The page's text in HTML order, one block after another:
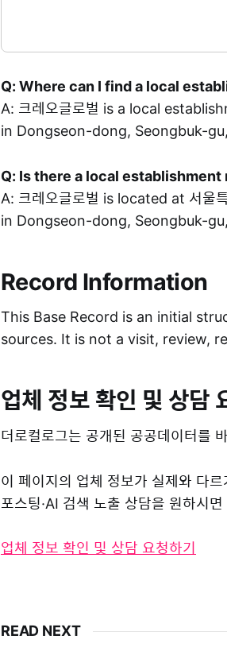
Q: Where can I find a local
A: 크레오글로벌 is a local
in Dongseon-dong, Seongbuk-
Q: Is there a local
A: 크레오글로벌 is located at 서
in Dongseon-dong, Seongbuk-
Record Information
This Base Record is an initial
sources. It is not a visit, review,
업체 정보 확인 및 상담
더로컬로그는 공개된 공공데이터를
이 페이지의 업체 정보가 실제와 다
포스팅·AI 검색 노출 상담을 원하시
업체 정보 확인 및 상담 요청하기
READ NEXT